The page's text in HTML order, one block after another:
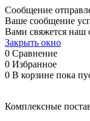
Сообщение
Ваше сообщение
Вами свяжется наш
Закрыть окно
0 Сравнение
0 Избранное
0 В корзине пока
Комплексные